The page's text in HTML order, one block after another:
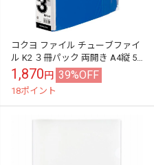
コクヨ ファイル チューブファイ
ル K2 ３冊パック 両開き A4縦 5
センチ 2穴 青 99KK2ﾌ-
ETB650BX3 パイプ...
1,870円 39%OFF
18ポイント